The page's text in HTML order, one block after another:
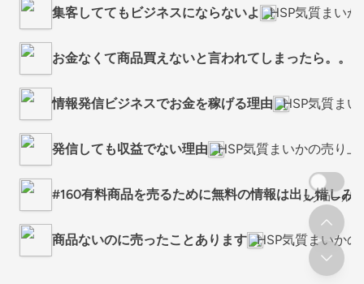
集客しててもビジネスにならないよ HSP気質まい
お金なくて商品買えないと言われてしまったら。。。
情報発信ビジネスでお金を稼げる理由 HSP気質ま
発信しても収益でない理由 HSP気質まいかの売り
#160有料商品を売るために無料の情報は出し惜しみ
商品ないのに売ったことあります HSP気質まいか
スクロール